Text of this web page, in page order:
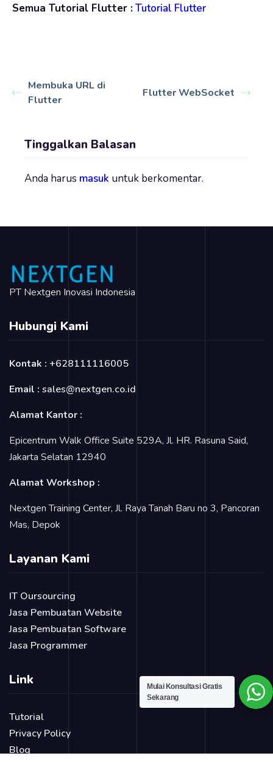
Semua Tutorial Flutter :Tutorial Flutter
Membuka URL di
Flutter
Flutter WebSocket
Tinggalkan Balasan
Anda harus masuk untuk berkomentar.
PT Nextgen Inovasi Indonesia
Hubungi Kami
Kontak : +628111116005
Email : sales@nextgen.co.id
Alamat Kantor :
Epicentrum Walk Office Suite 529A, Jl. HR. Rasuna Said,
Jakarta Selatan 12940
Alamat Workshop :
Nextgen Training Center, Jl. Raya Tanah Baru no 3, Pancoran
Mas, Depok
Layanan Kami
IT Oursourcing
Jasa Pembuatan Website
Jasa Pembuatan Software
Jasa Programmer
Link
Tutorial
Privacy Policy
Blog
Mulai Konsultasi Gratis
Sekarang